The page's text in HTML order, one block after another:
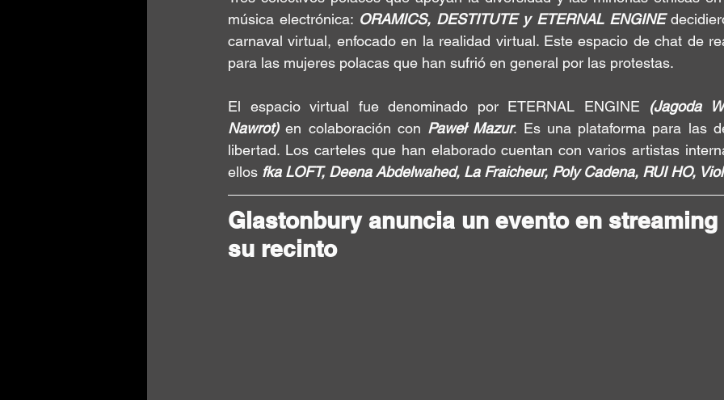
música electrónica: ORAMICS, DESTITUTE y ETERNAL ENGINE
carnaval virtual, enfocado en la realidad virtual. Este espacio de chat de
para las mujeres polacas que han sufrió en general por las protestas.
El espacio virtual fue denominado por ETERNAL ENGINE (Jagoda
Nawrot) en colaboración con Paweł Mazur. Es una plataforma para las
libertad. Los carteles que han elaborado cuentan con varios artistas
ellos fka LOFT, Deena Abdelwahed, La Fraicheur, Poly Cadena, RUI HO,
Glastonbury anuncia un evento en streaming
su recinto